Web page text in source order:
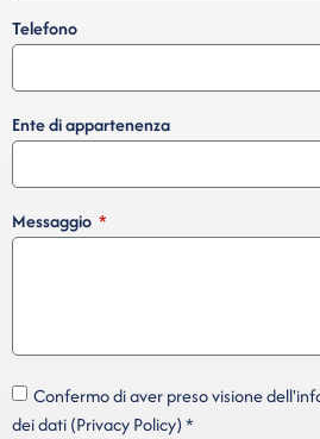
Telefono
Ente di appartenenza
Messaggio
Confermo di aver preso visione
dei dati (Privacy Policy) *